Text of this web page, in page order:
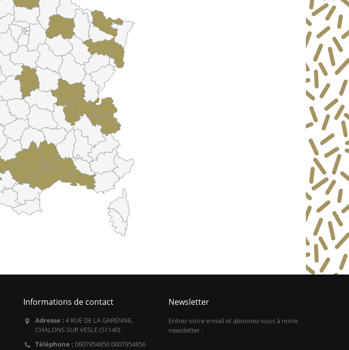
Informations de contact
Adresse : 4 RUE DE LA GARENNE,
CHALONS SUR VESLE (51140)
Téléphone : 0607954856 0607954856
Newsletter
Entrez votre e-mail et abonnez-vous à notre
newsletter :